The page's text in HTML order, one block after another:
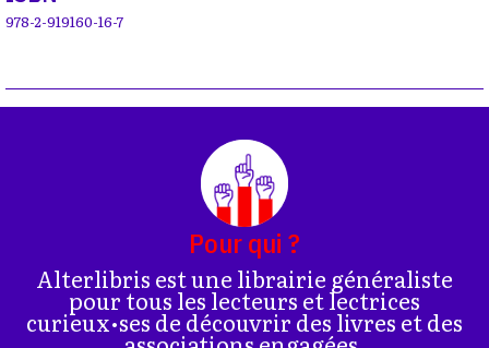
978-2-919160-16-7
Pour qui ?
Alterlibris est une librairie généraliste
pour tous les lecteurs et lectrices
curieux•ses de découvrir des livres et des